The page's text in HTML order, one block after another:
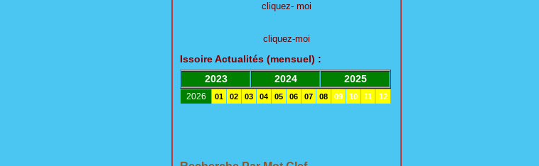
cliquez- moi
cliquez-moi
Issoire Actualités (mensuel) :
2023
2024 2025
2026 01 02 03 04 05 06 07 08 09 10 11 12